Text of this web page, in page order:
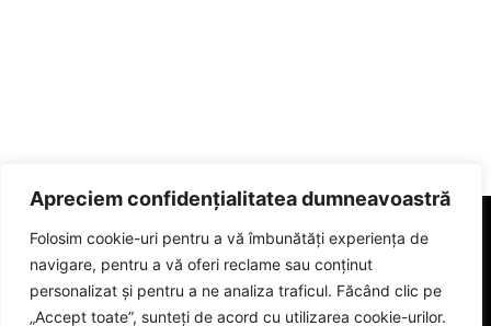
Apreciem confidențialitatea dumneavoastră
Folosim cookie-uri pentru a vă îmbunătăți experiența de
navigare, pentru a vă oferi reclame sau conținut
personalizat și pentru a ne analiza traficul. Făcând clic pe
„Accept toate”, sunteți de acord cu utilizarea cookie-urilor.